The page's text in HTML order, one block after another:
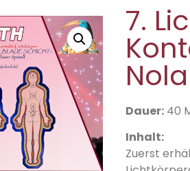
7.
Dauer: 40
Inhalt:
Zuerst